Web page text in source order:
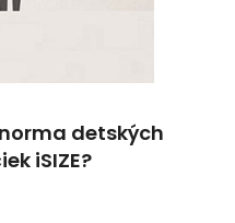
detských
iSIZE?